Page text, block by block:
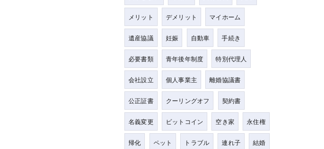
メリット デメリット マイホーム
遺産協議 妊娠 自動車 手続き
必要書類 青年後年制度 特別代理人
会社設立 個人事業主 離婚協議書
公正証書 クーリングオフ 契約書
名義変更 ビットコイン 空き家 永住権
帰化 ペット トラブル 連れ子 結婚